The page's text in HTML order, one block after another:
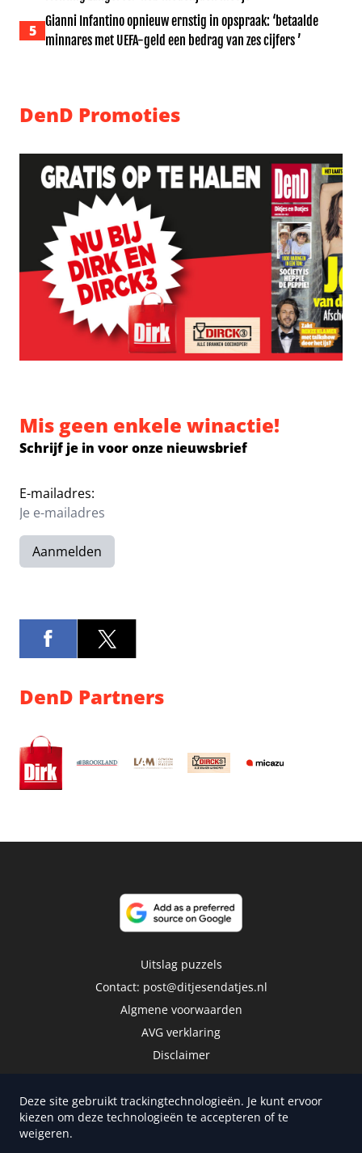
5
Gianni Infantino opnieuw ernstig in opspraak: ‘betaalde
minnares met UEFA-geld een bedrag van zes cijfers ’
DenD Promoties
Mis geen enkele winactie!
Schrijf je in voor onze nieuwsbrief
E-mailadres:
Aanmelden
DenD Partners
Uitslag puzzels
Contact: post@ditjesendatjes.nl
Algmene voorwaarden
AVG verklaring
Disclaimer
Deze site gebruikt trackingtechnologieën. Je kunt ervoor
kiezen om deze technologieën te accepteren of te
weigeren.